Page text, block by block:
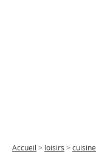
Accueil > loisirs > cuisine